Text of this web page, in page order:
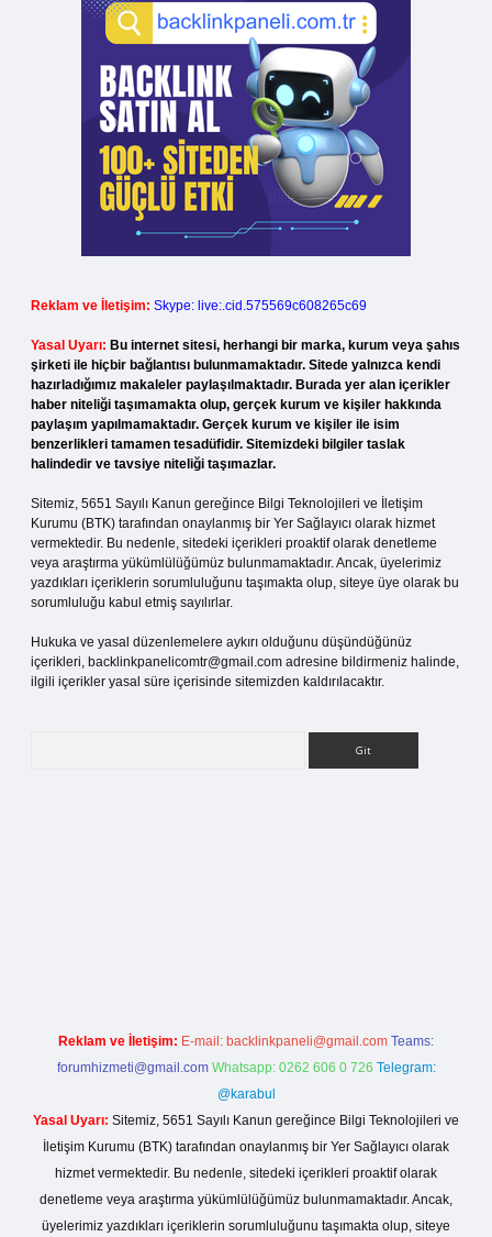
Reklam ve İletişim: Skype: live:.cid.575569c608265c69
Yasal Uyarı: Bu internet sitesi, herhangi bir marka, kurum veya şahıs
şirketi ile hiçbir bağlantısı bulunmamaktadır. Sitede yalnızca kendi
hazırladığımız makaleler paylaşılmaktadır. Burada yer alan içerikler
haber niteliği taşımamakta olup, gerçek kurum ve kişiler hakkında
paylaşım yapılmamaktadır. Gerçek kurum ve kişiler ile isim
benzerlikleri tamamen tesadüfidir. Sitemizdeki bilgiler taslak
halindedir ve tavsiye niteliği taşımazlar.
Sitemiz, 5651 Sayılı Kanun gereğince Bilgi Teknolojileri ve İletişim
Kurumu (BTK) tarafından onaylanmış bir Yer Sağlayıcı olarak hizmet
vermektedir. Bu nedenle, sitedeki içerikleri proaktif olarak denetleme
veya araştırma yükümlülüğümüz bulunmamaktadır. Ancak, üyelerimiz
yazdıkları içeriklerin sorumluluğunu taşımakta olup, siteye üye olarak bu
sorumluluğu kabul etmiş sayılırlar.
Hukuka ve yasal düzenlemelere aykırı olduğunu düşündüğünüz
içerikleri, backlinkpanelicomtr@gmail.com adresine bildirmeniz halinde,
ilgili içerikler yasal süre içerisinde sitemizden kaldırılacaktır.
Reklam ve İletişim: E-mail: backlinkpaneli@gmail.com Teams:
forumhizmeti@gmail.com Whatsapp: 0262 606 0 726 Telegram:
@karabul
Yasal Uyarı: Sitemiz, 5651 Sayılı Kanun gereğince Bilgi Teknolojileri ve
İletişim Kurumu (BTK) tarafından onaylanmış bir Yer Sağlayıcı olarak
hizmet vermektedir. Bu nedenle, sitedeki içerikleri proaktif olarak
denetleme veya araştırma yükümlülüğümüz bulunmamaktadır. Ancak,
üyelerimiz yazdıkları içeriklerin sorumluluğunu taşımakta olup, siteye